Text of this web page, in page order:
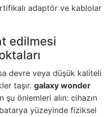
adaptör ve kablolar
edilmesi
devre veya düşük kaliteli
taşır. galaxy wonder
şu önlemleri alın: cihazın
yüzeyinde fiziksel